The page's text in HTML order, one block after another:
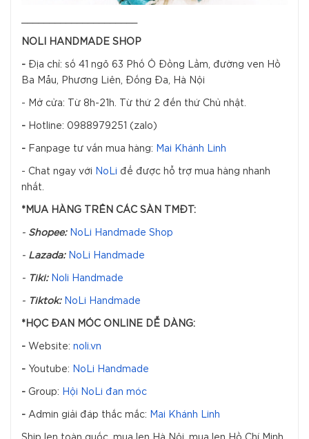
NOLI HANDMADE SHOP
- Địa chỉ: số 41 ngõ 63 Phố Ô Đồng Lầm, đường ven Hồ
Ba Mẫu, Phương Liên, Đống Đa, Hà Nội
- Mở cửa: Từ 8h-21h. Từ thứ 2 đến thứ Chủ nhật.
- Hotline: 0988979251 (zalo)
- Fanpage tư vấn mua hàng: Mai Khánh Linh
- Chat ngay với NoLi
để được hỗ trợ mua hàng nhanh
nhất.
*MUA HÀNG TRÊN CÁC SÀN TMĐT:
- Shopee: NoLi Handmade Shop
- Lazada: NoLi Handmade
- Tiki: Noli Handmade
- Tiktok: NoLi Handmade
*HỌC ĐAN MÓC ONLINE DỄ DÀNG:
- Website: noli.vn
- Youtube: NoLi Handmade
- Group: Hội NoLi đan móc
- Admin giải đáp thắc mắc: Mai Khánh Linh